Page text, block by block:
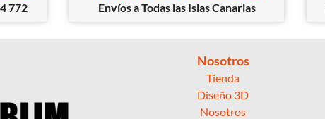
772 Envíos a Todas las Islas Canarias
Nosotros
Tienda
Diseño 3D
Nosotros